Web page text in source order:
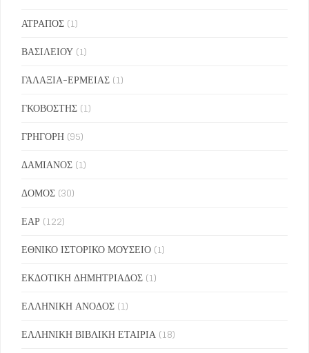
ΑΤΡΑΠΟΣ (1)
ΒΑΣΙΛΕΙΟΥ (1)
ΓΑΛΑΞΙΑ-ΕΡΜΕΙΑΣ (1)
ΓΚΟΒΟΣΤΗΣ (1)
ΓΡΗΓΟΡΗ (95)
ΔΑΜΙΑΝΟΣ (1)
ΔΟΜΟΣ (30)
ΕΑΡ (122)
ΕΘΝΙΚΟ ΙΣΤΟΡΙΚΟ ΜΟΥΣΕΙΟ (1)
ΕΚΔΟΤΙΚΗ ΔΗΜΗΤΡΙΑΔΟΣ (1)
ΕΛΛΗΝΙΚΗ ΑΝΟΔΟΣ (1)
ΕΛΛΗΝΙΚΗ ΒΙΒΛΙΚΗ ΕΤΑΙΡΙΑ (18)